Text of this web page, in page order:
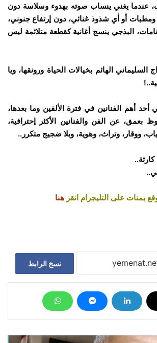
عندما يغني ينساب صوته بهدوء وسلاسة دون
أو أي شذوذ غنائي، دون إرتفاع جنوني،
البذجي ينسج أغانية كقطعة متلائمة ليس
السليماني الهائم بخيالات الحياة ورونقها، ويا
أهم الفنانين في فترة الألفين وما بعدها،
عن الفن والفنانين الأكثر إحترافية،
ووقار، وتراث، وهوية، وبلا ضجيج متكرر..
يمنات على التليجرام انقر هنا
نسخ الرابط